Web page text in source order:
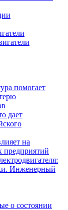
помогает
дает
на
предприятий
Инженерный
о состоянии